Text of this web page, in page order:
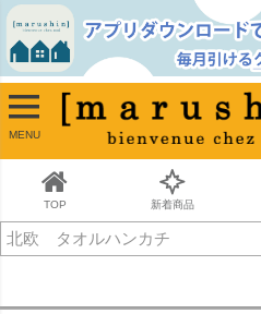
MENU
TOP 新着商品
並び順
新着順
古い順
価格が安い順
価格が高い順
キーワードヒット順